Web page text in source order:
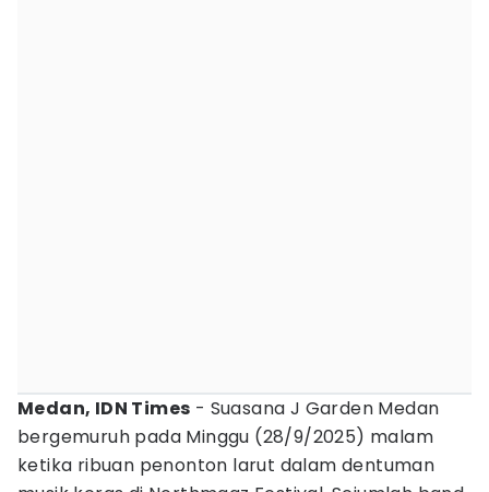
Medan, IDN Times - Suasana J Garden Medan
bergemuruh pada Minggu (28/9/2025) malam
ketika ribuan penonton larut dalam dentuman